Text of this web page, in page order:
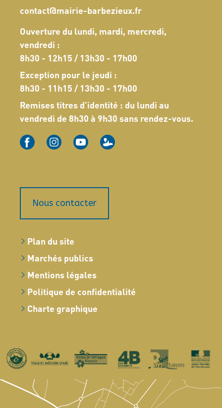
contact@mairie-barbezieux.fr
Ouverture du lundi, mardi, mercredi,
vendredi :
8h30 - 12h15 / 13h30 - 17h00
Exception pour le jeudi :
8h30 - 11h15 / 13h30 - 17h00
Remises titres d’identité : du lundi au
vendredi de 8h30 à 9h30 sans rendez-vous.
Nous contacter
Plan du site
Marchés publics
Mentions légales
Politique de confidentialité
Charte graphique